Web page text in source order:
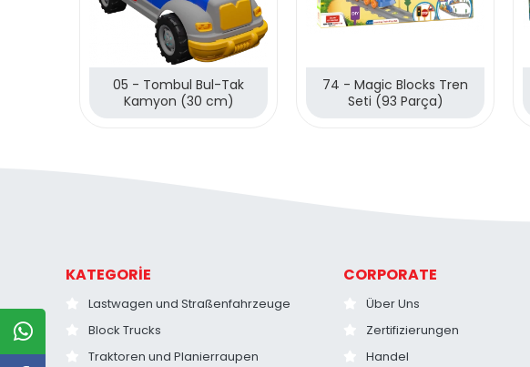
05 - Tombul Bul-Tak
Kamyon (30 cm)
74 - Magic Blocks Tren
Seti (93 Parça)
KATEGORİE
Lastwagen und Straßenfahrzeuge
Block Trucks
Traktoren und Planierraupen
CORPORATE
Über Uns
Zertifizierungen
Handel